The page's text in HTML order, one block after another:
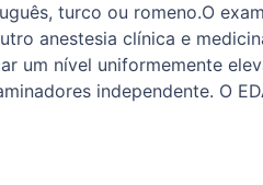
turco ou romeno.O
anestesia clínica e
um nível uniformemente
independente. O